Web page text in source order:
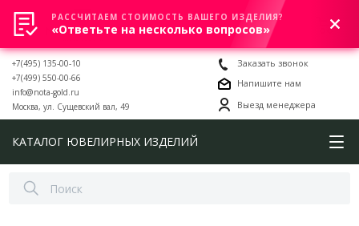
0
+7(495) 135-00-10
+7(499) 550-00-66
info@nota-gold.ru
Москва, ул. Сущевский вал, 49
Заказать звонок
Напишите нам
Выезд менеджера
КАТАЛОГ ЮВЕЛИРНЫХ ИЗДЕЛИЙ
РАССЧИТАЕМ СТОИМОСТЬ ВАШЕГО ИЗДЕЛИЯ?
«Ответьте на несколько вопросов»